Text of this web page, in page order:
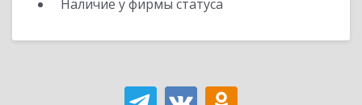
Наличие у фирмы статуса